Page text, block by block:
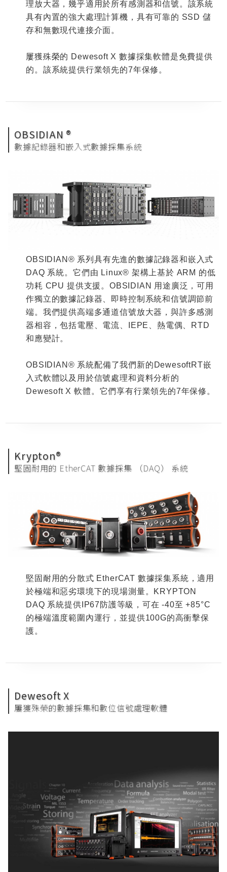
理放大器，幾乎適用於所有感測器和信號。該系統
具有內置的強大處理計算機，具有可靠的 SSD 儲
存和無數現代連接介面。
屢獲殊榮的 Dewesoft X 數據採集軟體是免費提供
的。該系統提供行業領先的7年保修。
OBSIDIAN ®
數據記錄器和嵌入式數據採集系統
OBSIDIAN® 系列具有先進的數據記錄器和嵌入式
DAQ 系統。它們由 Linux® 架構上基於 ARM 的低
功耗 CPU 提供支援。 OBSIDIAN 用途廣泛，可用
作獨立的數據記錄器、即時控制系統和信號調節前
端。我們提供高端多通道信號放大器，與許多感測
器相容，包括電壓、電流、
IEPE 、熱電偶、
RTD
和應變計。
OBSIDIAN® 系統配備了我們新的 DewesoftRT嵌
入式軟體以及用於信號處理和資料分析的
Dewesoft X軟體。它們享有行業領先的7年保修。
Krypton®
堅固耐用的 EtherCAT 數據採集 （DAQ） 系統
堅固耐用的分散式 EtherCAT 數據採集系統，適用
於極端和惡劣環境下的現場測量。 KRYPTON
DAQ 系統提供 IP67 防護等級，可在 -40至 +85°C
的極端溫度範圍內運行，並提供100G的高衝擊保
護。
Dewesoft X
屢獲殊榮的數據採集和數位信號處理軟體